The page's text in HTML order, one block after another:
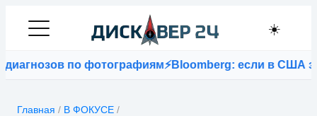
☀️
по фотографиям⚡Bloomberg: если в США
Главная / В ФОКУСЕ /